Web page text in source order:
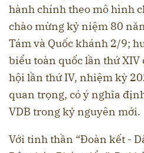
hành chính theo mô hình
chào mừng kỷ niệm 80
Tám và Quốc khánh 2/9;
biểu toàn quốc lần thứ XIV
hội lần thứ IV, nhiệm kỳ
quan trọng, có ý nghĩa
VDB trong kỷ nguyên mới.
Với tinh thần “Đoàn kết -